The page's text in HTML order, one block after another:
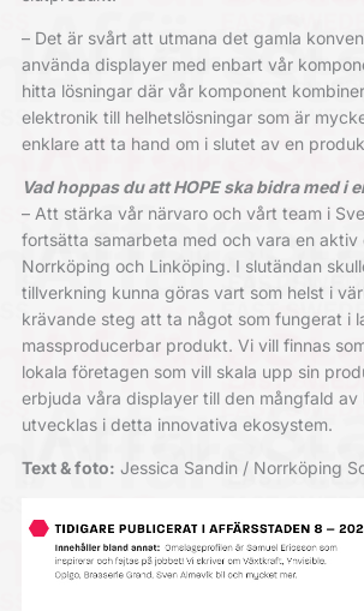
– Det är svårt att utmana det gamla
använda displayer med enbart vår
hitta lösningar där vår komponent
elektronik till helhetslösningar som är
enklare att ta hand om i slutet av en
Vad hoppas du att HOPE ska bidra med i
– Att stärka vår närvaro och vårt team i
fortsätta samarbeta med och vara en aktiv
Norrköping och Linköping. I slutändan
tillverkning kunna göras vart som helst i
krävande steg att ta något som fungerat i
massproducerbar produkt. Vi vill finnas
lokala företagen som vill skala upp sin
erbjuda våra displayer till den mångfald av
utvecklas i detta innovativa ekosystem.
Text & foto: Jessica Sandin / Norrköping